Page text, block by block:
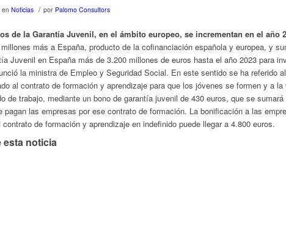
en Noticias / por Palomo Consultors
de la Garantía Juvenil, en el ámbito europeo, se incrementan en el año
más a España, producto de la cofinanciación española y europea, y
Juvenil en España más de 3.200 millones de euros hasta el año 2023 para
la ministra de Empleo y Seguridad Social. En este sentido se ha referido
al contrato de formación y aprendizaje para que los jóvenes se formen y a la
de trabajo, mediante un bono de garantía juvenil de 430 euros, que se
pagan las empresas por ese contrato de formación. La bonificación a las
de formación y aprendizaje en indefinido puede llegar a 4.800 euros.
esta noticia